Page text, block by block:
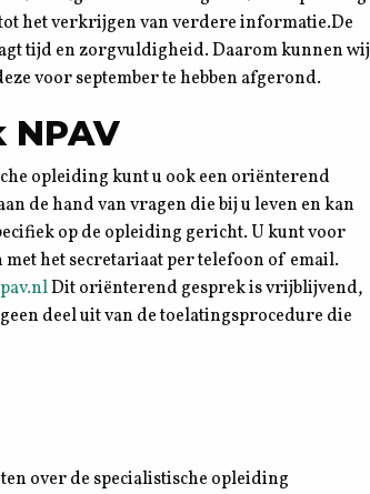
het verkrijgen van verdere informatie.De
tijd en zorgvuldigheid. Daarom kunnen wij
voor september te hebben afgerond.
opleiding kunt u ook een oriënterend
de hand van vragen die bij u leven en kan
op de opleiding gericht. U kunt voor
met het secretariaat per telefoon of email.
Dit oriënterend gesprek is vrijblijvend,
deel uit van de toelatingsprocedure die
over de specialistische opleiding